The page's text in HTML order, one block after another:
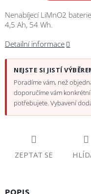
Nenabíjecí LiMnO2
4,5 Ah, 54 Wh.
Detailní informace
NEJSTE SI JISTÍ
Poradíme vám, než
doporučíme vám
potřebujete. Vybavení
ZEPTAT SE
POPIS